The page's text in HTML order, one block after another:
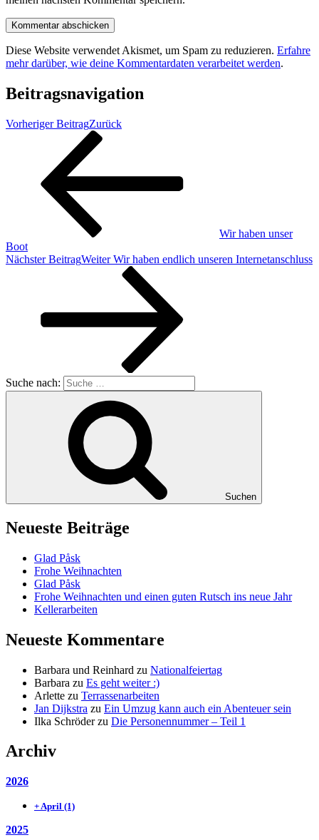
Diese Website verwendet Akismet, um Spam zu reduzieren. Erfahre
mehr darüber, wie deine Kommentardaten verarbeitet werden.
Beitragsnavigation
Vorheriger BeitragZurück
Wir haben unser
Boot
Nächster BeitragWeiter Wir haben endlich unseren Internetanschluss
Suche nach:
Suchen
Neueste Beiträge
Glad Påsk
Frohe Weihnachten
Glad Påsk
Frohe Weihnachten und einen guten Rutsch ins neue Jahr
Kellerarbeiten
Neueste Kommentare
Barbara und Reinhard zu Nationalfeiertag
Barbara zu Es geht weiter :)
Arlette zu Terrassenarbeiten
Jan Dijkstra zu Ein Umzug kann auch ein Abenteuer sein
Ilka Schröderzu Die Personennummer – Teil 1
Archiv
2026
+April (1)
2025